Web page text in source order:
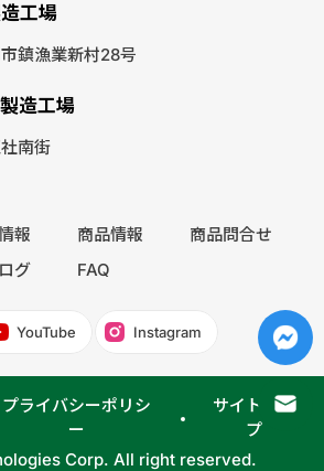
工場
鎮漁業新村28号
造工場
南街
報 商品情報
商品問合せ
グ FAQ
YouTube Instagram
プライバシーポリシ
ー
サイトマッ
プ
Corp. All right reserved.